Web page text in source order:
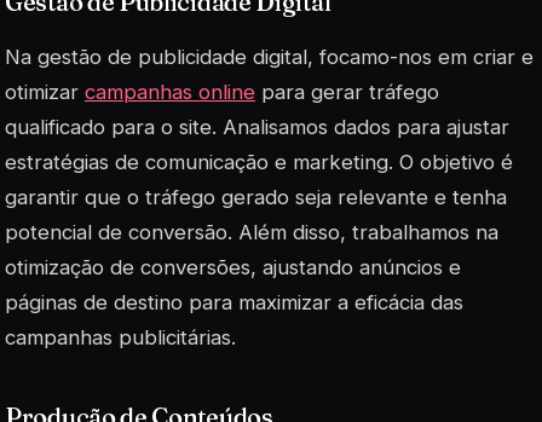
Na gestão de publicidade digital, focamo-nos em criar e
otimizar campanhas online para gerar tráfego
qualificado para o site. Analisamos dados para ajustar
estratégias de comunicação e marketing. O objetivo é
garantir que o tráfego gerado seja relevante e tenha
potencial de conversão. Além disso, trabalhamos na
otimização de conversões, ajustando anúncios e
páginas de destino para maximizar a eficácia das
campanhas publicitárias.